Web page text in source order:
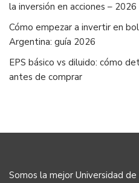
la inversión en acciones – 2026
Cómo empezar a invertir en
Argentina: guía 2026
EPS básico vs diluido: cómo
antes de comprar
Somos la mejor Universidad